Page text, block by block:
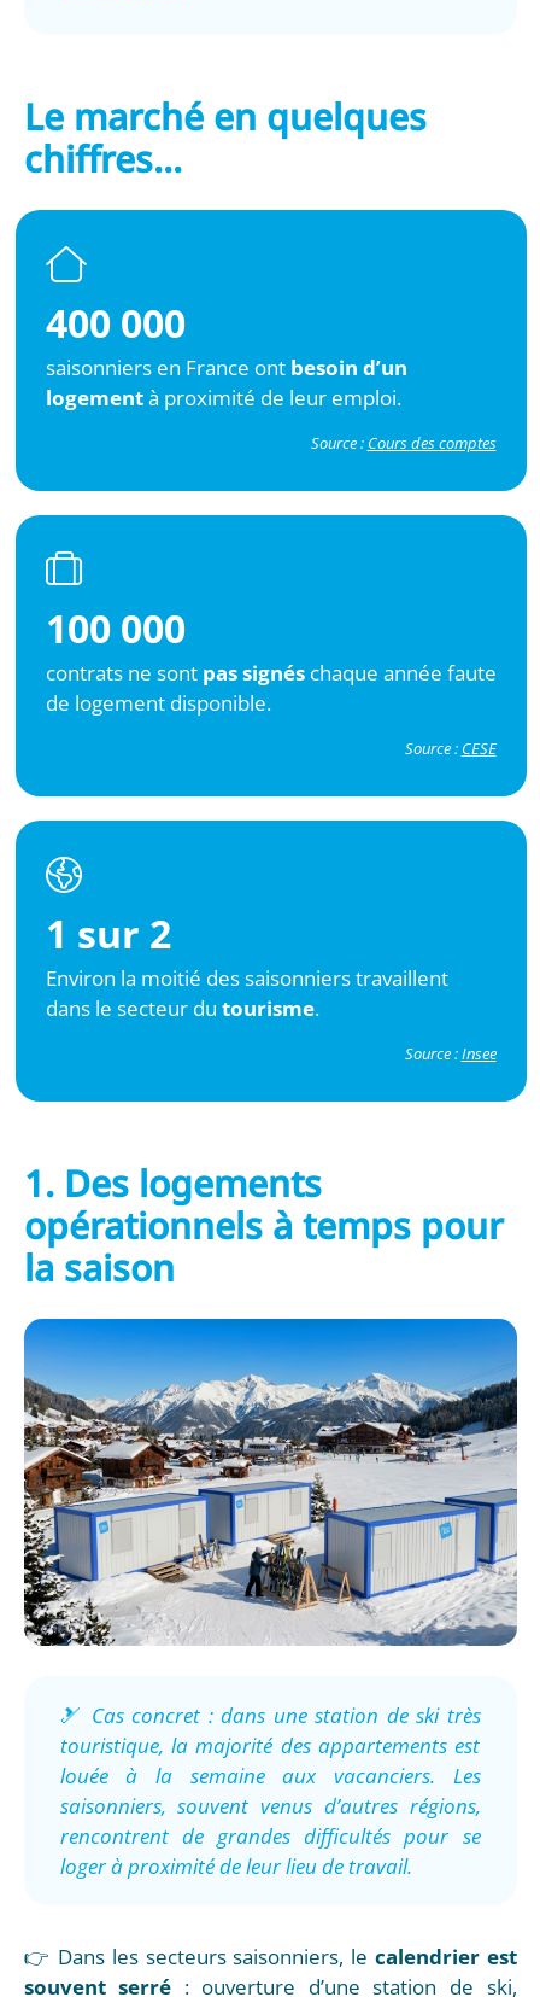
Le marché en quelques
chiffres...
400 000
saisonniers en France ont besoin d’un
logementà proximité de leur emploi.
Source : Cours des comptes
100 000
contrats ne sont pas signéschaque année faute
de logement disponible.
Source : CESE
1 sur 2
Environ la moitié des saisonniers travaillent
dans le secteur du tourisme.
Source :Insee
1. Des logements
opérationnels à temps pour
la saison
🎿 Cas concret : dans une station de ski très
touristique, la majorité des appartements est
louée à la semaine aux vacanciers. Les
saisonniers, souvent venus d’autres régions,
rencontrent de grandes difficultés pour se
loger à proximité de leur lieu de travail.
👉 Dans les secteurs saisonniers, le calendrier est
souvent serré : ouverture d’une station de ski,